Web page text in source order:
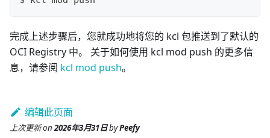
完成上述步骤后，您就成功地将您的 kcl 包推送到了默认的
OCI Registry 中。 关于如何使用 kcl mod push 的更多信
息，请参阅 kcl mod push。
编辑此页面
上次更新on2026年3月31日byPeefy